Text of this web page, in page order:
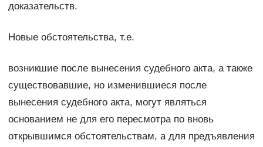
доказательств.
Новые обстоятельства, т.е.
возникшие после вынесения судебного акта, а также
существовавшие, но изменившиеся после
вынесения судебного акта, могут являться
основанием не для его пересмотра по вновь
открывшимся обстоятельствам, а для предъявления